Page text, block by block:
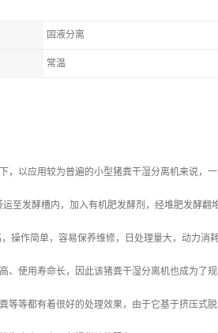
固液分离
常温
以应用较为普遍的小型猪粪干湿分离机来说，
至发酵槽内，加入有机肥发酵剂，经堆肥发酵翻
操作简单，容易保养维修，日处理量大，动力消
、使用寿命长，因此该猪粪干湿分离机也成为了
等等都有着很好的处理效果，由于它基于挤压式